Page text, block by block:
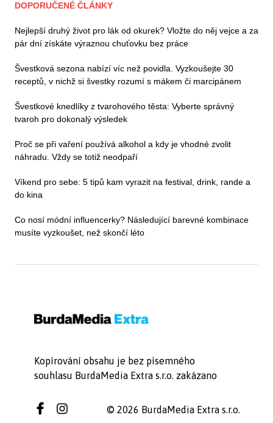
DOPORUČENÉ ČLÁNKY
Nejlepší druhý život pro lák od okurek? Vložte do něj vejce a za
pár dní získáte výraznou chuťovku bez práce
Švestková sezona nabízí víc než povidla. Vyzkoušejte 30
receptů, v nichž si švestky rozumí s mákem či marcipánem
Švestkové knedlíky z tvarohového těsta: Vyberte správný
tvaroh pro dokonalý výsledek
Proč se při vaření používá alkohol a kdy je vhodné zvolit
náhradu. Vždy se totiž neodpaří
Víkend pro sebe: 5 tipů kam vyrazit na festival, drink, rande a
do kina
Co nosí módní influencerky? Následující barevné kombinace
musíte vyzkoušet, než skončí léto
Kopírování obsahu je bez písemného
souhlasu BurdaMedia Extra s.r.o. zakázano
© 2026 BurdaMedia Extra s.r.o.